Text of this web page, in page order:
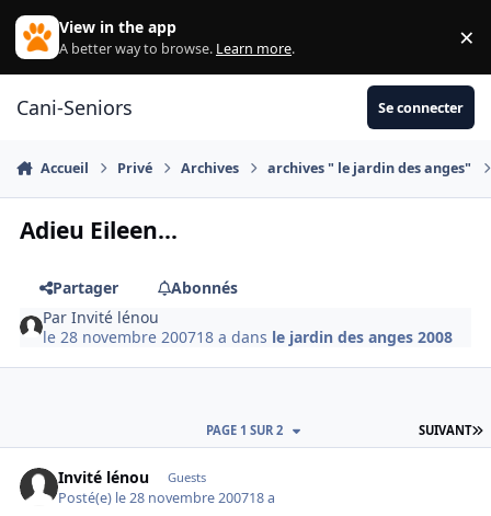
Aller au contenu
View in the app
A better way to browse. Learn more. ×
Cani-Seniors Se connecter
Accueil Privé Archives archives " le jardin des anges"
Adieu Eileen...
Partager
Abonnés
ParInvité lénou
le 28 novembre 200718 a dans le jardin des anges 2008
SUIVANT
PAGE 1 SUR 2
Invité lénou Guests
Posté(e) le 28 novembre 200718 a